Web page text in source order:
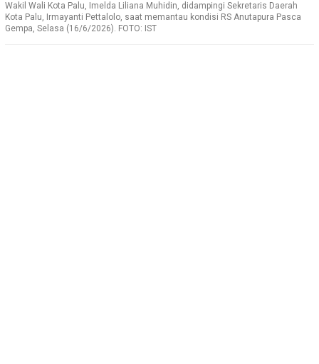
Wakil Wali Kota Palu, Imelda Liliana Muhidin, didampingi Sekretaris Daerah
Kota Palu, Irmayanti Pettalolo, saat memantau kondisi RS Anutapura Pasca
Gempa, Selasa (16/6/2026). FOTO: IST